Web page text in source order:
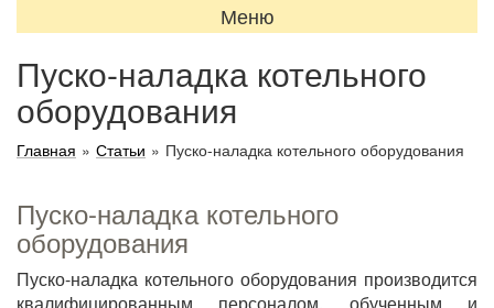
Меню
Пуско-наладка котельного
оборудования
Главная » Статьи » Пуско-наладка котельного оборудования
Пуско-наладка котельного
оборудования
Пуско-наладка котельного оборудования производится